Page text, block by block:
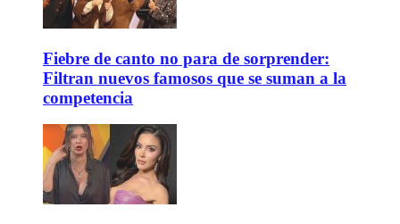
Fiebre de canto no para de sorprender:
Filtran nuevos famosos que se suman a la
competencia